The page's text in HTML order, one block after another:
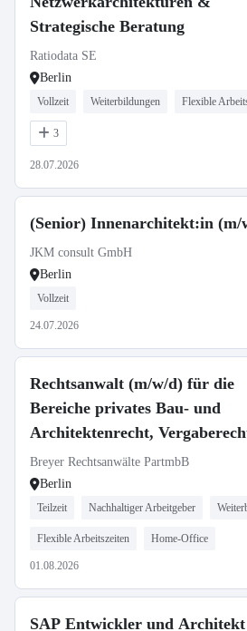
Strategische Beratung
Ratiodata SE
Berlin
Vollzeit Weiterbildungen Flexible
3
28.07.2026
(Senior) Innenarchitekt:in (m/
JKM consult GmbH
Berlin
Vollzeit
24.07.2026
Rechtsanwalt (m/w/d) für die
Bereiche privates Bau- und
Architektenrecht,
Immobilienwirtschaftsrecht
Breyer Rechtsanwälte PartmbB
Berlin
Teilzeit Nachhaltiger Arbeitgeber
Flexible Arbeitszeiten Home-Office
01.08.2026
SAP Entwickler und Architekt